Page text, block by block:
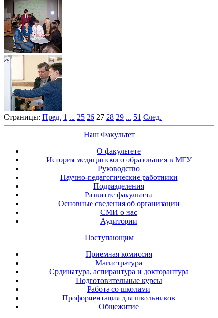
Страницы: Пред. 1 ... 25 26 27 28 29 ... 51 След.
Наш Факультет
О факультете
История медицинского образования в МГУ
Руководство
Научно-педагогические работники
Подразделения
Развитие факультета
Основные сведения об организации
СМИ о нас
Аудитории
Поступающим
Приемная комиссия
Магистратура
Ординатура, аспирантура и докторантура
Подготовительные курсы
Работа со школами
Профориентация для школьников
Общежитие